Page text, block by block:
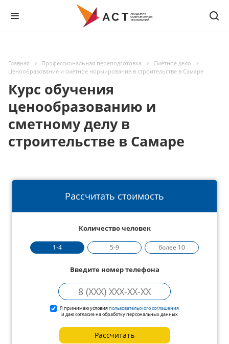
Главная Профессиональная переподготовка
Сметное дело
Ценообразование и сметное нормирование в строительстве в Самаре
Курс обучения
ценообразованию и
сметному делу в
строительстве в Самаре
Рассчитать стоимость
Количество человек
1-4 5-9 более 10
Введите номер телефона
Я принимаю условияпользовательского соглашения
и даю согласие на обработку персональных данных
Рассчитать